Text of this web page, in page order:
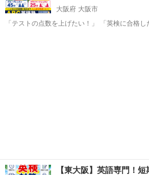
大阪府 大阪市
「テストの点数を上げたい！」 「英検に合格し
【東大阪】英語専門！